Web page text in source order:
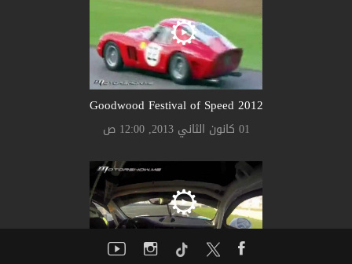
Goodwood Festival of Speed 2012
01 كانون الثاني 2013, 12:00 ص